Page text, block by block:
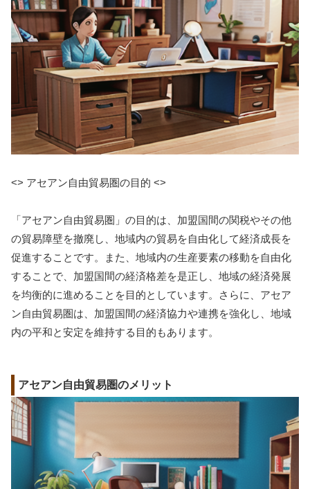
<> アセアン自由貿易圏の目的 <>
「アセアン自由貿易圏」の目的は、加盟国間の関税やその他
の貿易障壁を撤廃し、地域内の貿易を自由化して経済成長を
促進することです。また、地域内の生産要素の移動を自由化
することで、加盟国間の経済格差を是正し、地域の経済発展
を均衡的に進めることを目的としています。さらに、アセア
ン自由貿易圏は、加盟国間の経済協力や連携を強化し、地域
内の平和と安定を維持する目的もあります。
アセアン自由貿易圏のメリット